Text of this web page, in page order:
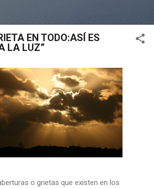
EN TODO:ASÍ ES
LA LUZ”
o grietas que existen en los